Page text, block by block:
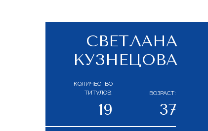
СВЕТЛАНА
КУЗНЕЦОВА
КОЛИЧЕСТВО
ТИТУЛОВ:
ВОЗРАСТ:
19 37